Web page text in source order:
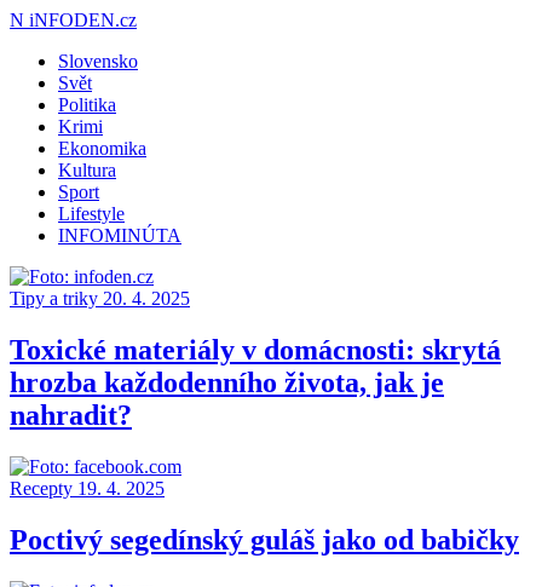
N iNFODEN.cz
Slovensko
Svět
Politika
Krimi
Ekonomika
Kultura
Sport
Lifestyle
INFOMINÚTA
Tipy a triky 20. 4. 2025
Toxické materiály v domácnosti: skrytá
hrozba každodenního života, jak je
nahradit?
Recepty 19. 4. 2025
Poctivý segedínský guláš jako od babičky